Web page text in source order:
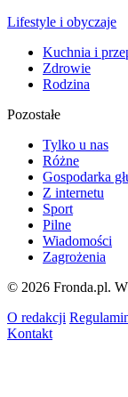
Lifestyle i obyczaje
Kuchnia i
Zdrowie
Rodzina
Pozostałe
Tylko u nas
Różne
Gospodarka
Z internetu
Sport
Pilne
Wiadomości
Zagrożenia
© 2026 Fronda.pl.
O redakcji
Kontakt